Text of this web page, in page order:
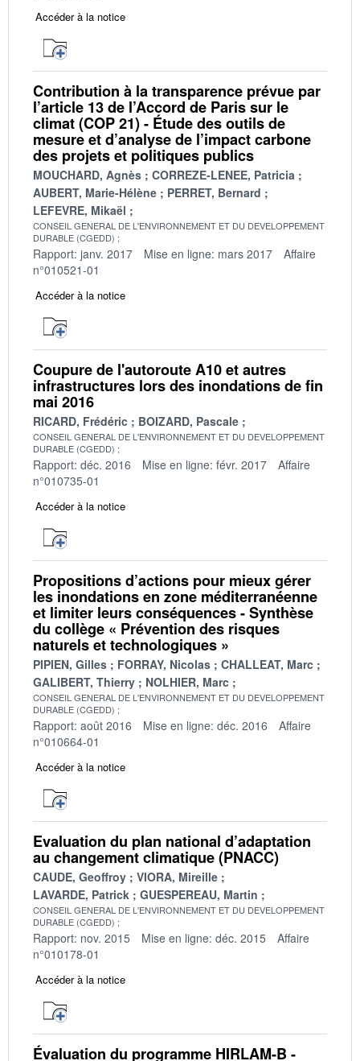
Accéder à la notice
Contribution à la transparence prévue par
l’article 13 de l’Accord de Paris sur le
climat (COP 21) - Étude des outils de
mesure et d’analyse de l’impact carbone
des projets et politiques publics
MOUCHARD, Agnès
CORREZE-LENEE, Patricia
AUBERT, Marie-Hélène
PERRET, Bernard
LEFEVRE, Mikaël
CONSEIL GENERAL DE L'ENVIRONNEMENT ET DU DEVELOPPEMENT
DURABLE (CGEDD)
Rapport: janv. 2017 Mise en ligne: mars 2017
Affaire
n°010521-01
Accéder à la notice
Coupure de l'autoroute A10 et autres
infrastructures lors des inondations de fin
mai 2016
RICARD, Frédéric BOIZARD, Pascale
CONSEIL GENERAL DE L'ENVIRONNEMENT ET DU DEVELOPPEMENT
DURABLE (CGEDD)
Rapport: déc. 2016 Mise en ligne: févr. 2017
Affaire
n°010735-01
Accéder à la notice
Propositions d’actions pour mieux gérer
les inondations en zone méditerranéenne
et limiter leurs conséquences - Synthèse
du collège « Prévention des risques
naturels et technologiques »
PIPIEN, Gilles FORRAY, Nicolas
CHALLEAT, Marc
GALIBERT, Thierry
NOLHIER, Marc
CONSEIL GENERAL DE L'ENVIRONNEMENT ET DU DEVELOPPEMENT
DURABLE (CGEDD)
Rapport: août 2016 Mise en ligne: déc. 2016
Affaire
n°010664-01
Accéder à la notice
Evaluation du plan national d’adaptation
au changement climatique (PNACC)
CAUDE, Geoffroy
VIORA, Mireille
LAVARDE, Patrick
GUESPEREAU, Martin
CONSEIL GENERAL DE L'ENVIRONNEMENT ET DU DEVELOPPEMENT
DURABLE (CGEDD)
Rapport: nov. 2015 Mise en ligne: déc. 2015
Affaire
n°010178-01
Accéder à la notice
Évaluation du programme HIRLAM-B -